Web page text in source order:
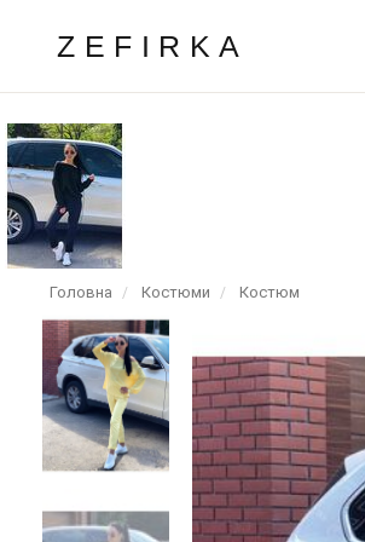
ZEFIRKA
Головна Костюми Костюм